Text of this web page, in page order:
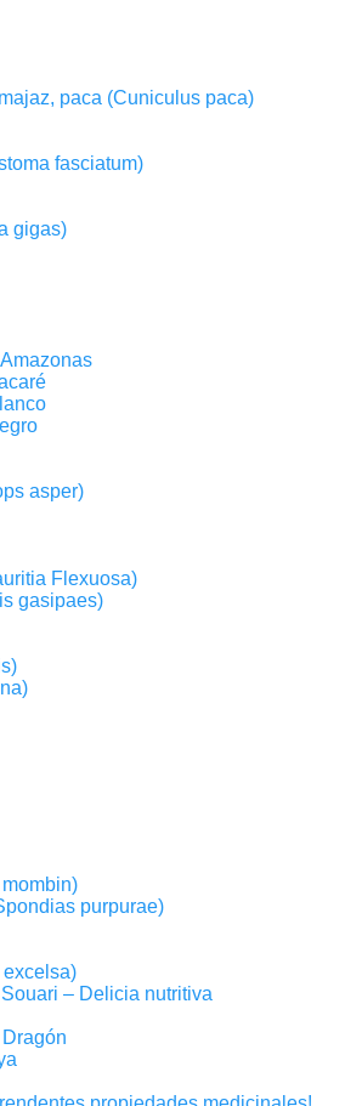
paca (Cuniculus paca)
fasciatum)
gigas)
asper)
Flexuosa)
gasipaes)
purpurae)
– Delicia nutritiva